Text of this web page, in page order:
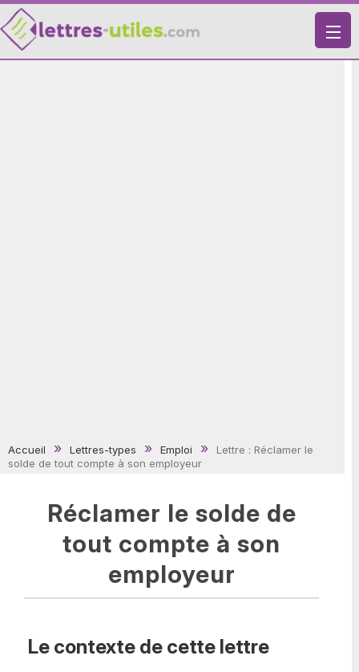
X
Accueil Lettres-types Emploi
Lettre : Réclamer le
solde de tout compte à son employeur
Réclamer le solde de
tout compte à son
employeur
Le contexte de cette lettre